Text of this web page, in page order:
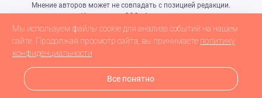
Мнение авторов может не совпадать с позицией редакции.
Учредитель: ООО «Агентство»
Гл.редактор Ивлиева Н.Н.
Настоящий ресурс может содержать материалы 18+
Мы используем файлы cookie для анализа событий на нашем
сайте. Продолжая просмотр сайта, вы принимаете политику
конфиденциальности
Все понятно